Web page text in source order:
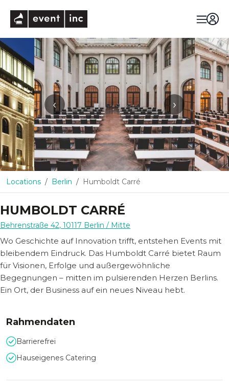
‹ ›
Locations Berlin Humboldt Carré
HUMBOLDT CARRÉ
Behrenstraße 42, 10117 Berlin / Mitte
Wo Geschichte auf Innovation trifft, entstehen Events mit
bleibendem Eindruck. Das Humboldt Carré bietet Raum
für Visionen, Erfolge und außergewöhnliche
Begegnungen – mitten im pulsierenden Herzen Berlins.
Ein Ort, der Business auf ein neues Niveau hebt.
Rahmendaten
Barrierefrei
Hauseigenes Catering